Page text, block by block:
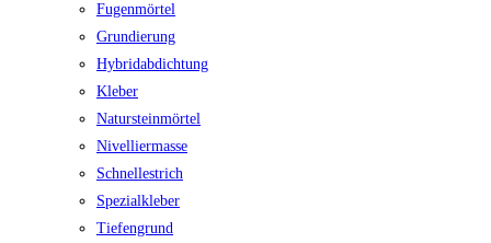
Fugenmörtel
Grundierung
Hybridabdichtung
Kleber
Natursteinmörtel
Nivelliermasse
Schnellestrich
Spezialkleber
Tiefengrund